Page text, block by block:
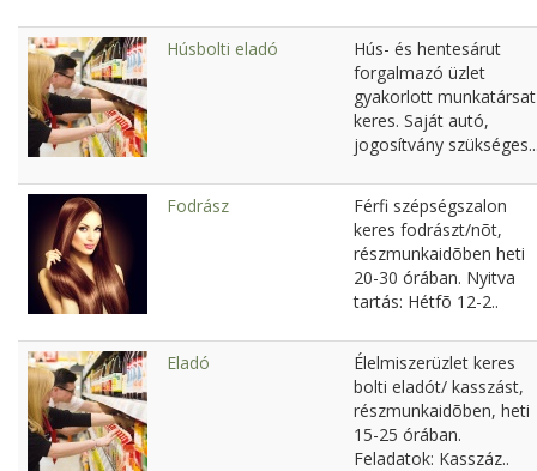
Húsbolti eladó
Hús- és hentesárut
forgalmazó üzlet
gyakorlott munkatársat
keres. Saját autó,
jogosítvány
Fodrász
Férfi szépségszalon
keres fodrászt/nõt,
részmunkaidõben heti
20-30 órában. Nyitva
tartás: Hétfõ 12-2..
Eladó
Élelmiszerüzlet keres
bolti eladót/ kasszást,
részmunkaidõben, heti
15-25 órában.
Feladatok: Kasszáz..